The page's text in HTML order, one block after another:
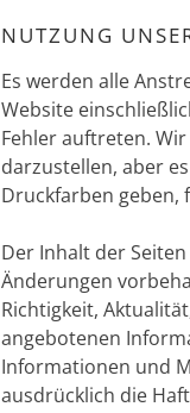
NUTZUNG
Es werden alle
Website
Fehler auftreten.
darzustellen, aber
Druckfarben
Der Inhalt der
Änderungen
Richtigkeit,
angebotenen
Informationen und
ausdrücklich die